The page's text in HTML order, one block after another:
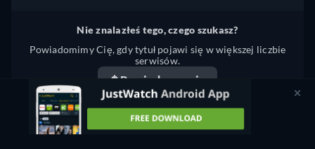
Nie znalazłeś tego, czego szukasz?
Powiadomimy Cię, gdy tytuł pojawi się w większej liczbie
serwisów.
Powiadom mnie
Coś nie tak? Powiadom nas.